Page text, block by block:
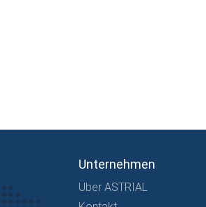
Unternehmen
Über ASTRIAL